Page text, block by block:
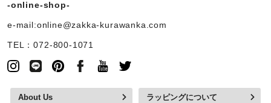
-online-shop-
e-mail:online@zakka-kurawanka.com
TEL：072-800-1071
About Us ラッピングについて